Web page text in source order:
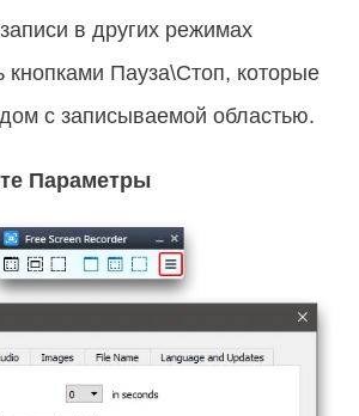
в других режимах
кнопками Пауза\Стоп, которые
с записываемой областью.
Параметры